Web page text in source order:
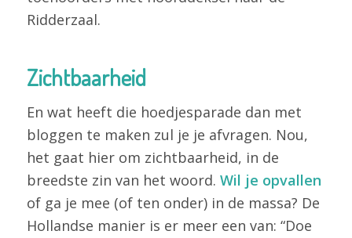
Ridderzaal.
Zichtbaarheid
En wat heeft die hoedjesparade dan met
bloggen te maken zul je je afvragen. Nou,
het gaat hier om zichtbaarheid, in de
breedste zin van het woord. Wil je opvallen
of ga je mee (of ten onder) in de massa? De
Hollandse manier is er meer een van: “Doe